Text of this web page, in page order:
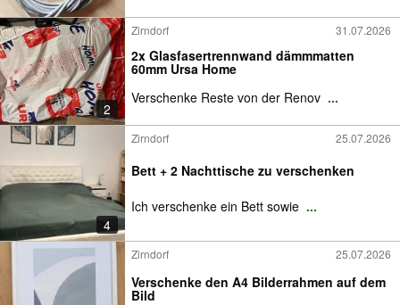
2
Zirndorf 31.07.2026
2x Glasfasertrennwand dämmmatten
60mm Ursa Home
Verschenke Reste von der Renov ...
4
Zirndorf 25.07.2026
Bett + 2 Nachttische zu verschenken
Ich verschenke ein Bett sowie ...
Zirndorf 25.07.2026
Verschenke den A4 Bilderrahmen auf dem
Bild